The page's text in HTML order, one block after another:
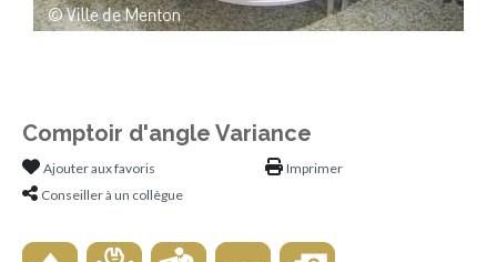
Comptoir d'angle Variance
Ajouter aux favoris
Conseiller à un collègue
Imprimer